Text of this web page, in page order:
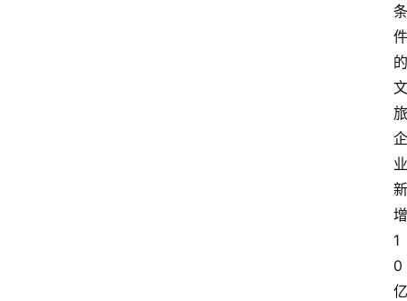
条
件
的
文
旅
企
业
新
增
1
0
亿